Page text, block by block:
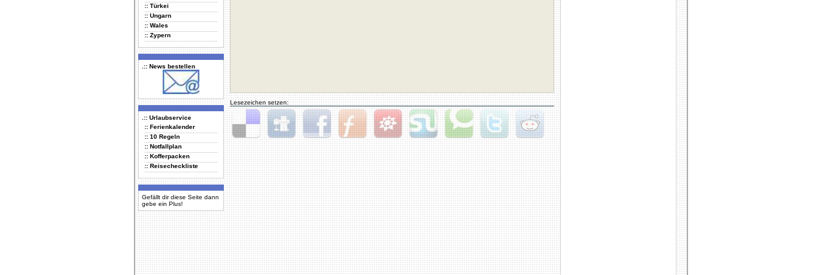
:: Türkei
:: Ungarn
:: Wales
:: Zypern
.:: News bestellen
.:: Urlaubservice
:: Ferienkalender
:: 10 Regeln
:: Notfallplan
:: Kofferpacken
:: Reisecheckliste
Gefällt dir diese Seite dann
gebe ein Plus!
Lesezeichen setzen:
Delicious Digg Facebook Furl StudiVZ StumbleUponTechnorati Twitter Reddit